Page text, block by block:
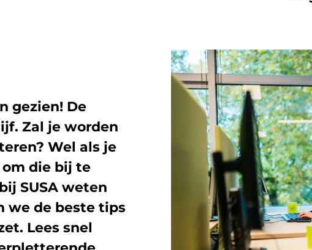
gezien! De
Zal je worden
Wel als je
die bij te
SUSA weten
we de beste tips
Lees snel